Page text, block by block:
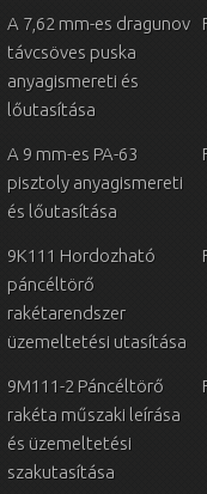
A 7,62 mm-es dragunov
távcsöves puska
anyagismereti és
lőutasítása
A 9 mm-es PA-63
pisztoly anyagismereti
és lőutasítása
9K111 Hordozható
páncéltörő
rakétarendszer
üzemeltetési utasítása
9M111-2 Páncéltörő
rakéta műszaki leírása
és üzemeltetési
szakutasítása